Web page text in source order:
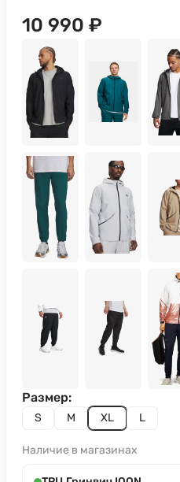
10 990₽
S M XL L
Размер:
Наличие в магазинах